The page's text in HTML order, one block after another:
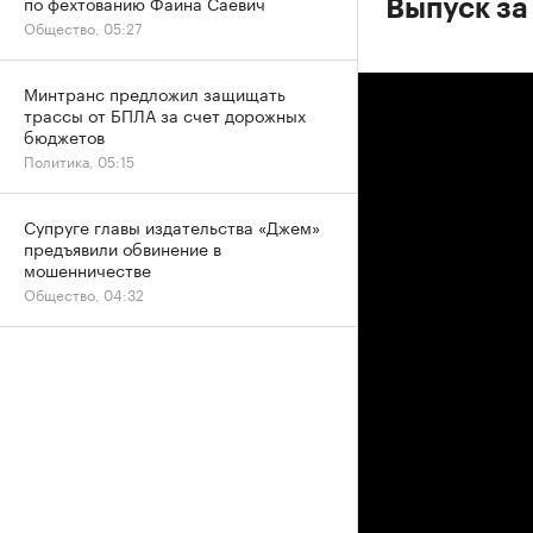
Выпуск
Общество, 05:27
Минтранс предложил защищать
трассы от БПЛА за счет дорожных
бюджетов
Политика, 05:15
Супруге главы издательства «Джем»
предъявили обвинение в
мошенничестве
Общество, 04:32